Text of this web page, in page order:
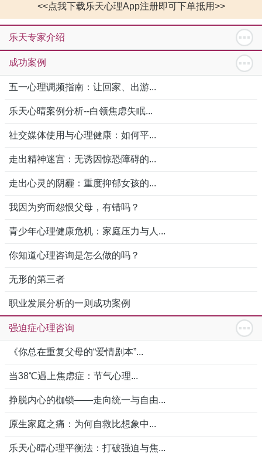
<<点我下载乐天心理App注册即可下单抵用>>
乐天专家介绍
成功案例
五一心理调频指南：让回家、出游...
乐天心晴案例分析--白领焦虑失眠...
社交媒体使用与心理健康：如何平...
走出精神迷宫：无诱因惊恐障碍的...
走出心灵的阴霾：重度抑郁女孩的...
我因为穷而怨恨父母，有错吗？
青少年心理健康危机：家庭压力与人...
你知道心理咨询是怎么做的吗？
无形的第三者
职业发展分析的一则成功案例
强迫症心理咨询
《你总在重复父母的“爱情剧本”...
当38℃遇上焦虑症：节气心理...
挣脱内心的枷锁——走向统一与自由...
原生家庭之痛：为何自救比想象中...
乐天心晴心理平衡法：打破强迫与焦...